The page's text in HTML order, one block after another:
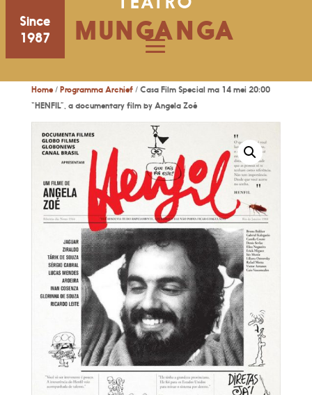
Since
1987
MUNGANGA
Home/ Programma Archief/ Casa Film Special ma 14 mei 20:00
“HENFIL”, a documentary film by Angela Zoé